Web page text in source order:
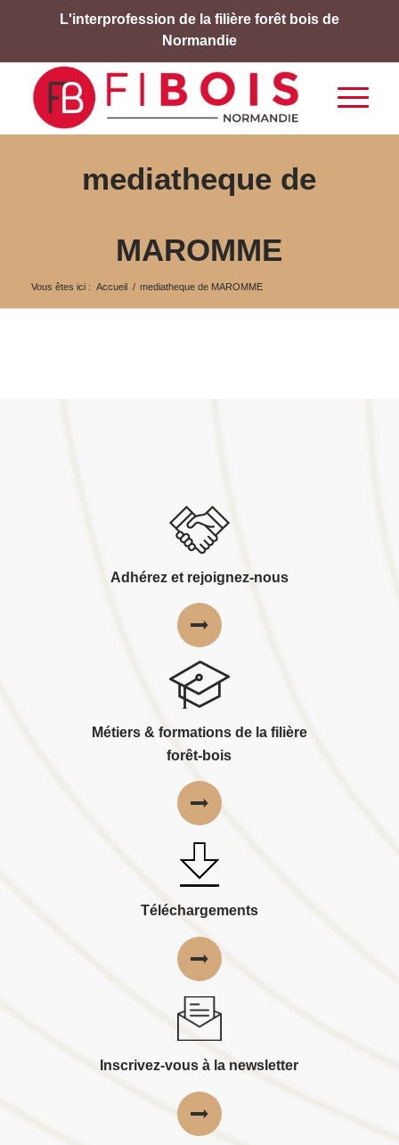
L'interprofession de la filière forêt bois de
Normandie
mediatheque de
MAROMME
Vous êtes ici : Accueil / mediatheque de MAROMME
Adhérez et rejoignez-nous
Métiers & formations de la filière
forêt-bois
Téléchargements
Inscrivez-vous à la newsletter